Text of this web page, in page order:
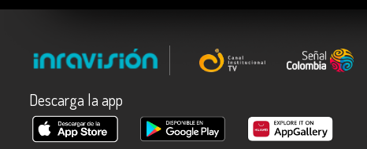
Descarga la app